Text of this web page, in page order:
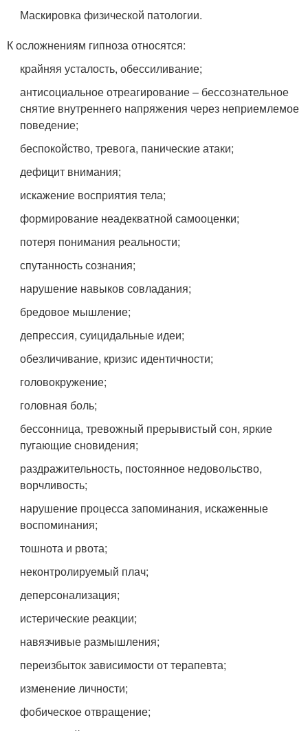
Маскировка физической патологии.
К осложнениям гипноза относятся:
крайняя усталость, обессиливание;
антисоциальное отреагирование – бессознательное
снятие внутреннего напряжения через неприемлемое
поведение;
беспокойство, тревога, панические атаки;
дефицит внимания;
искажение восприятия тела;
формирование неадекватной самооценки;
потеря понимания реальности;
спутанность сознания;
нарушение навыков совладания;
бредовое мышление;
депрессия, суицидальные идеи;
обезличивание, кризис идентичности;
головокружение;
головная боль;
бессонница, тревожный прерывистый сон, яркие
пугающие сновидения;
раздражительность, постоянное недовольство,
ворчливость;
нарушение процесса запоминания, искаженные
воспоминания;
тошнота и рвота;
неконтролируемый плач;
деперсонализация;
истерические реакции;
навязчивые размышления;
переизбыток зависимости от терапевта;
изменение личности;
фобическое отвращение;